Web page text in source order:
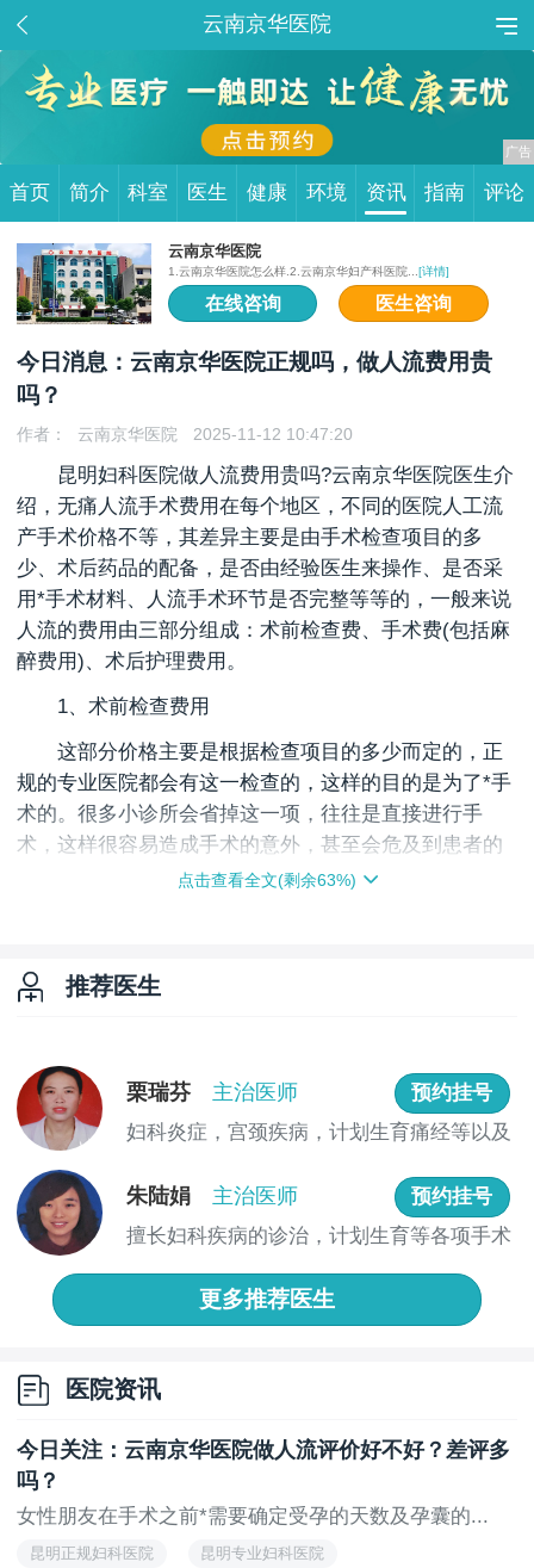
云南京华医院
首页 简介 科室 医生 健康 环境 资讯 指南 评论
云南京华医院
1.云南京华医院怎么样.2.云南京华妇产科医院... [详情]
在线咨询 医生咨询
今日消息：云南京华医院正规吗，做人流费用贵
吗？
作者： 云南京华医院 2025-11-12 10:47:20
昆明妇科医院做人流费用贵吗?云南京华医院医生介
绍，无痛人流手术费用在每个地区，不同的医院人工流
产手术价格不等，其差异主要是由手术检查项目的多
少、术后药品的配备，是否由经验医生来操作、是否采
用*手术材料、人流手术环节是否完整等等的，一般来说
人流的费用由三部分组成：术前检查费、手术费(包括麻
醉费用)、术后护理费用。
1、术前检查费用
这部分价格主要是根据检查项目的多少而定的，正
规的专业医院都会有这一检查的，这样的目的是为了*手
术的。很多小诊所会省掉这一项，往往是直接进行手
术，这样很容易造成手术的意外，甚至会危及到患者的
的手术费也不同，因为不同的人流方式手术费都不同。
常大。
其次,手术室也有普通的和比较专业的，因为成本不
一样，所以手术价格也有差异。较后，不同类型的人流
手术由于其技术复杂程度不同，动用的设备和采用的手
术耗材不同，对手术医生的临床水平要求也不同，这些
不同直接造成了较后费用的差异。
3、术后消炎的费用
费用较少的部分，刚做完人流手术，受术者的人体比较
虚弱，抵御能力差，这个时候极有可能受到感染，倘若
不及时消炎，极有可能造成病原菌感染，患妇科炎症。
所以，术后消炎的目的就是为了患者在手术后能够更快
的恢复健康。
昆明妇科医院做人流费用贵吗?看了以上简单的介绍
点击查看全文(剩余63%)
推荐医生
栗瑞芬 主治医师
预约挂号
妇科炎症，宫颈疾病，计划生育痛经等以及
朱陆娟 主治医师
预约挂号
擅长妇科疾病的诊治，计划生育等各项手术
更多推荐医生
医院资讯
今日关注：云南京华医院做人流评价好不好？差评多
吗？
女性朋友在手术之前*需要确定受孕的天数及孕囊的...
昆明正规妇科医院 昆明专业妇科医院